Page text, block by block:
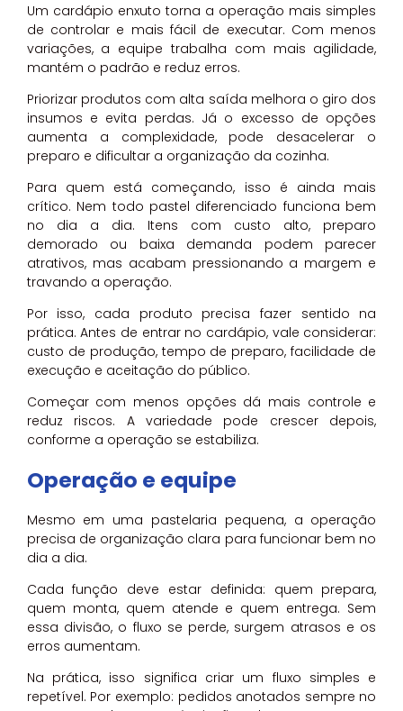
Um cardápio enxuto torna a operação mais simples
de controlar e mais fácil de executar. Com menos
variações, a equipe trabalha com mais agilidade,
mantém o padrão e reduz erros.
Priorizar produtos com alta saída melhora o giro dos
insumos e evita perdas. Já o excesso de opções
aumenta a complexidade, pode desacelerar o
preparo e dificultar a organização da cozinha.
Para quem está começando, isso é ainda mais
crítico. Nem todo pastel diferenciado funciona bem
no dia a dia. Itens com custo alto, preparo
demorado ou baixa demanda podem parecer
atrativos, mas acabam pressionando a margem e
travando a operação.
Por isso, cada produto precisa fazer sentido na
prática. Antes de entrar no cardápio, vale considerar:
custo de produção, tempo de preparo, facilidade de
execução e aceitação do público.
Começar com menos opções dá mais controle e
reduz riscos. A variedade pode crescer depois,
conforme a operação se estabiliza.
Operação e equipe
Mesmo em uma pastelaria pequena, a operação
precisa de organização clara para funcionar bem no
dia a dia.
Cada função deve estar definida: quem prepara,
quem monta, quem atende e quem entrega. Sem
essa divisão, o fluxo se perde, surgem atrasos e os
erros aumentam.
Na prática, isso significa criar um fluxo simples e
repetível. Por exemplo: pedidos anotados sempre no